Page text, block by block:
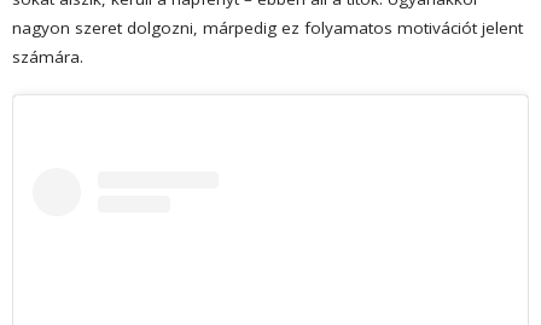
nagyon szeret dolgozni, márpedig ez folyamatos motivációt jelent
számára.